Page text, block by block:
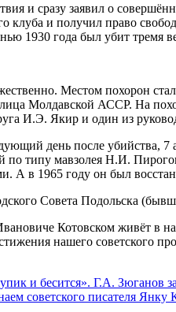
и сразу заявил о
клуба и получил право
1930 года был убит тремя
Местом похорон
Молдавской АССР.
И.Э. Якир и один из
день после убийства,
типу мавзолея Н.И.
А в 1965 году он был
Совета Подольска
Котовском живёт в
нашего советского
и бесится». Г.А.
советского писателя Янку